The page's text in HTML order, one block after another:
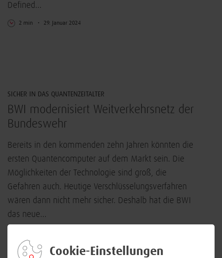
Cookie-Einstellungen
Defined…
2 min 29. Januar 2024
SICHER IN DAS QUANTENZEITALTER
BWI modernisiert Weitverkehrsnetz der
Bundeswehr
Bereits in den kommenden zehn Jahren könnten die
ersten Quantencomputer auf dem Markt sein. Die
Möglichkeiten der Technologie sind groß, die
Gefahren auch. Heutige Verschlüsselungsverfahren
wären dann nicht mehr sicher. Deshalb hat die BWI
das neue…